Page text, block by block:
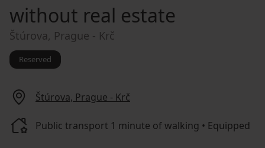
without real estate
Štúrova, Prague - Krč
Reserved
Štúrova, Prague - Krč
Public transport 1 minute of walking • Equipped